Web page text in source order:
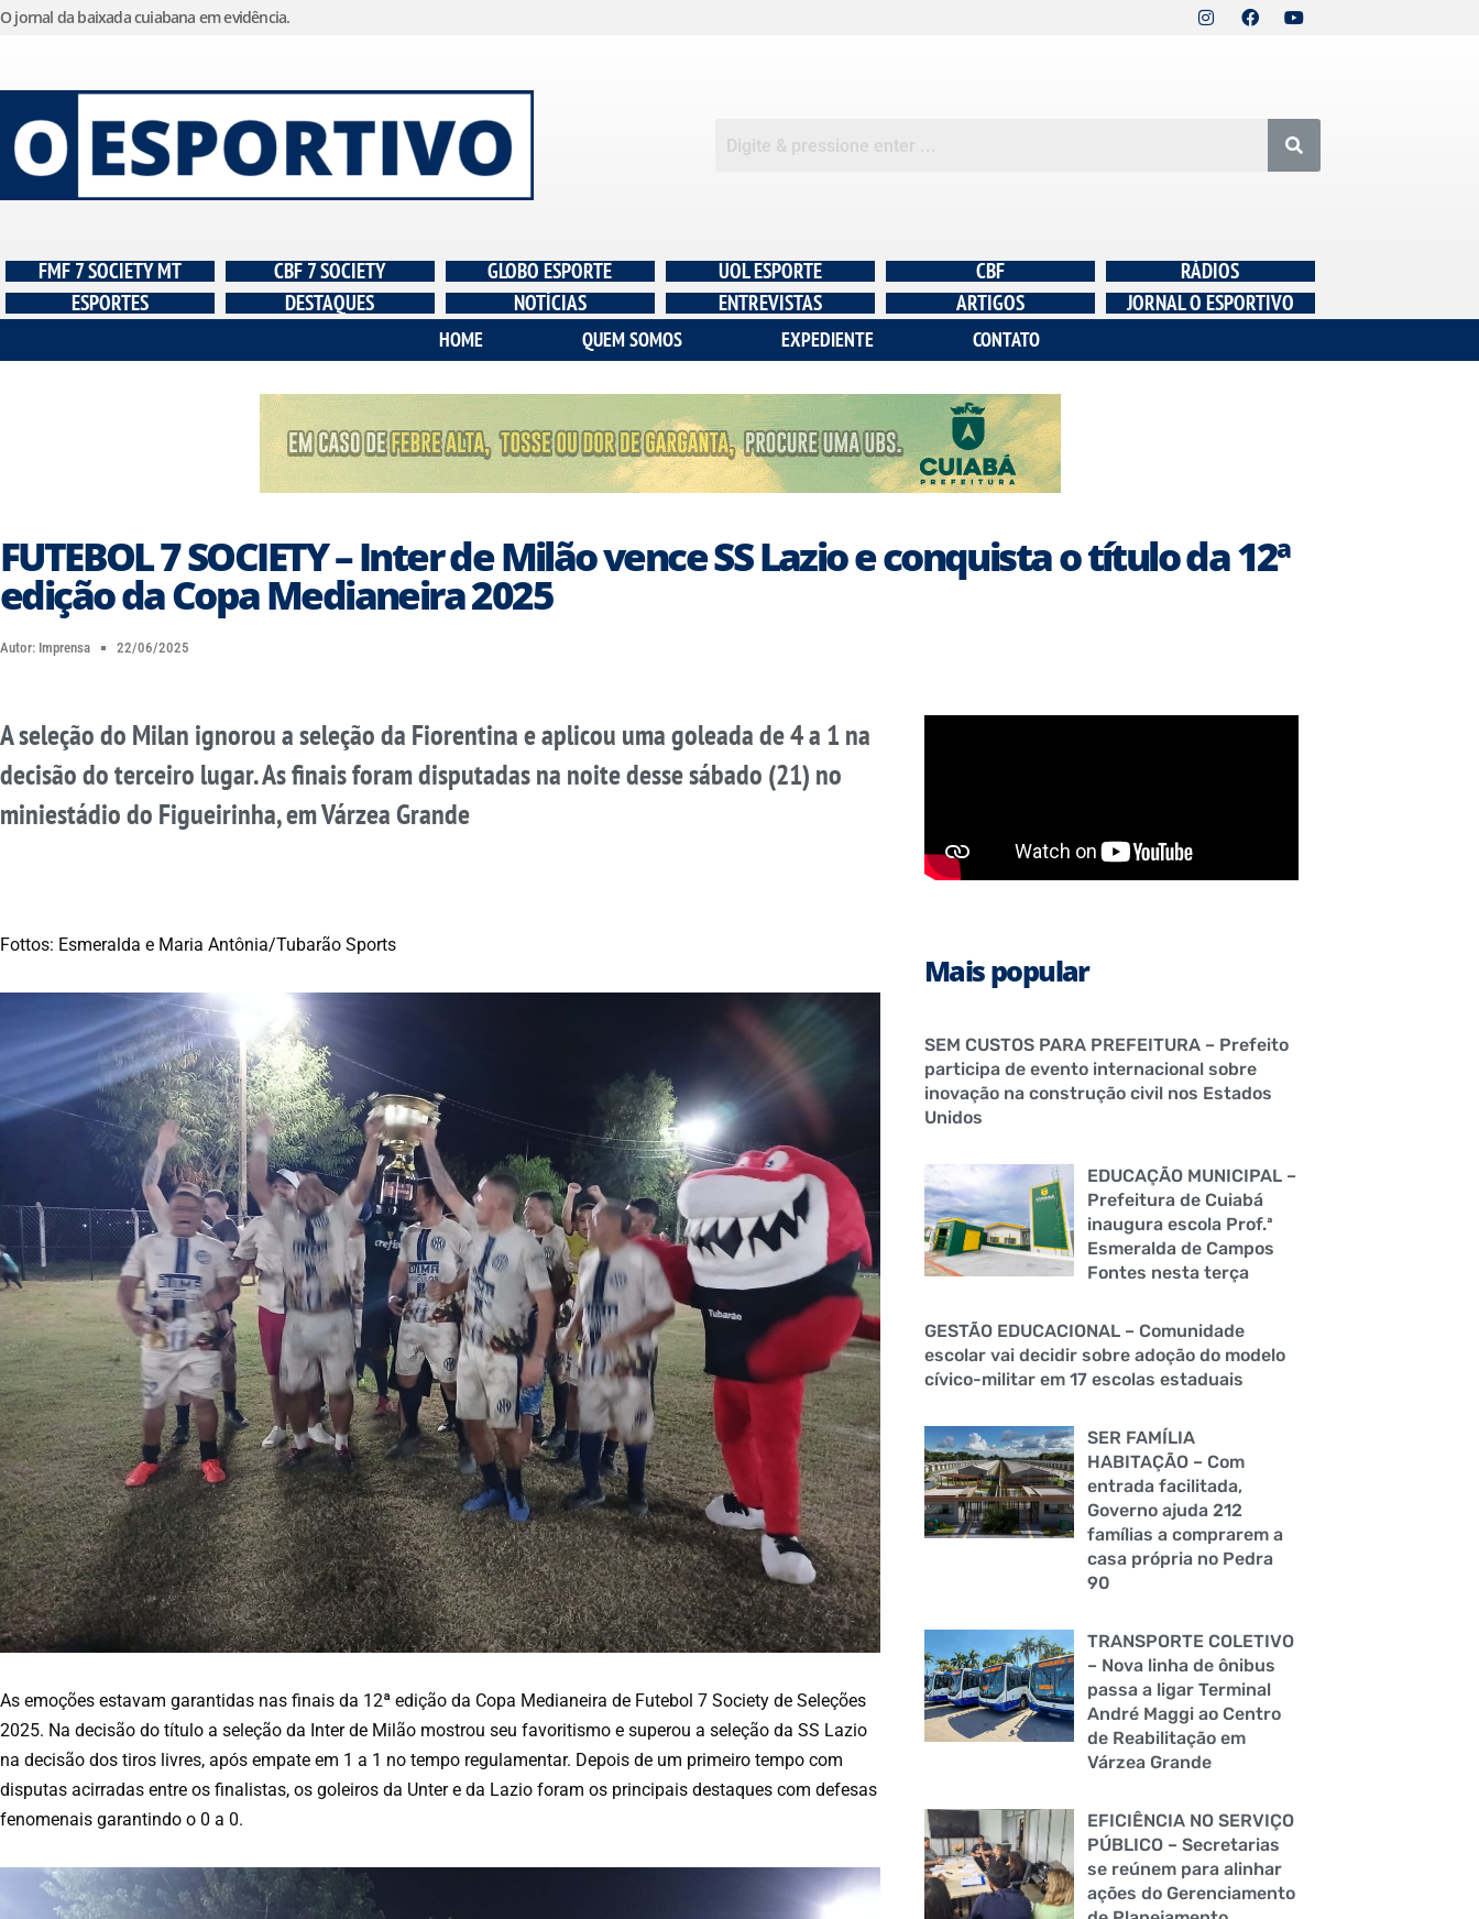
para
o
conteúdo
O jornal da baixada cuiabana em evidência.
FMF 7 SOCIETY MT CBF 7 SOCIETY GLOBO ESPORTE UOL ESPORTE CBF
RÁDIOS
ESPORTES
DESTAQUES NOTÍCIAS ENTREVISTAS ARTIGOS JORNAL O ESPORTIVO
HOME QUEM SOMOS EXPEDIENTE CONTATO
FUTEBOL 7 SOCIETY – Inter de Milão vence SS Lazio e conquista o título da 12ª
edição da Copa Medianeira 2025
Autor: Imprensa 22/06/2025
A seleção do Milan ignorou a seleção da Fiorentina e aplicou uma goleada de 4 a 1 na
decisão do terceiro lugar. As finais foram disputadas na noite desse sábado (21) no
miniestádio do Figueirinha, em Várzea Grande
Fottos: Esmeralda e Maria Antônia/Tubarão Sports
As emoções estavam garantidas nas finais da 12ª edição da Copa Medianeira de Futebol 7 Society de Seleções
2025. Na decisão do título a seleção da Inter de Milão mostrou seu favoritismo e superou a seleção da SS Lazio
na decisão dos tiros livres, após empate em 1 a 1 no tempo regulamentar. Depois de um primeiro tempo com
disputas acirradas entre os finalistas, os goleiros da Unter e da Lazio foram os principais destaques com defesas
fenomenais garantindo o 0 a 0.
Mais popular
SEM CUSTOS PARA PREFEITURA – Prefeito
participa de evento internacional sobre
inovação na construção civil nos Estados
Unidos
EDUCAÇÃO MUNICIPAL –
Prefeitura de Cuiabá
inaugura escola Prof.ª
Esmeralda de Campos
Fontes nesta terça
GESTÃO EDUCACIONAL – Comunidade
escolar vai decidir sobre adoção do modelo
cívico-militar em 17 escolas estaduais
SER FAMÍLIA
HABITAÇÃO – Com
entrada facilitada,
Governo ajuda 212
famílias a comprarem a
casa própria no Pedra
90
TRANSPORTE COLETIVO
– Nova linha de ônibus
passa a ligar Terminal
André Maggi ao Centro
de Reabilitação em
Várzea Grande
EFICIÊNCIA NO SERVIÇO
PÚBLICO – Secretarias
se reúnem para alinhar
ações do Gerenciamento